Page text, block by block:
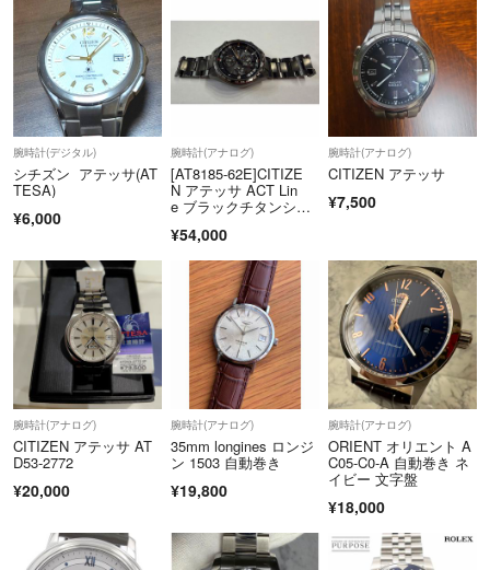
腕時計(デジタル)
シチズン アテッサ(AT
TESA)
¥6,000
腕時計(アナログ)
[AT8185-62E]CITIZE
N アテッサ ACT Lin
e ブラックチタンシリ
¥54,000
腕時計(アナログ)
CITIZEN アテッサ
¥7,500
腕時計(アナログ)
CITIZEN アテッサ AT
D53-2772
¥20,000
腕時計(アナログ)
35mm longines ロンジ
ン 1503 自動巻き
¥19,800
腕時計(アナログ)
ORIENT オリエント A
C05-C0-A 自動巻き ネ
イビー 文字盤
¥18,000